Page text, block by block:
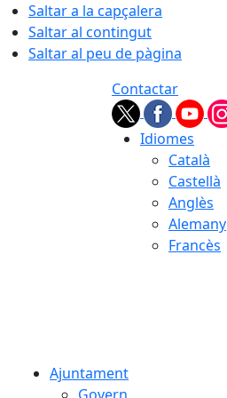
Saltar a la capçalera
Saltar al contingut
Saltar al peu de pàgina
Contactar
Idiomes
Català
Castellà
Anglès
Alemany
Francès
Ajuntament